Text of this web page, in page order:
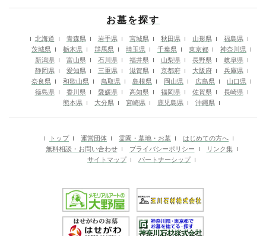
お墓を探す
北海道 青森県 岩手県 宮城県 秋田県 山形県
福島県
茨城県
栃木県 群馬県 埼玉県 千葉県 東京都
神奈川県
新潟県
富山県 石川県 福井県 山梨県 長野県
岐阜県
静岡県
愛知県 三重県 滋賀県 京都府 大阪府
兵庫県
奈良県
和歌山県 鳥取県 島根県 岡山県 広島県
山口県
徳島県
香川県 愛媛県 高知県 福岡県 佐賀県
長崎県
熊本県
大分県 宮崎県 鹿児島県 沖縄県
トップ 運営団体 霊園・墓地・お墓
はじめての方へ
無料相談・お問い合わせ
プライバシーポリシー
リンク集
サイトマップ
パートナーシップ